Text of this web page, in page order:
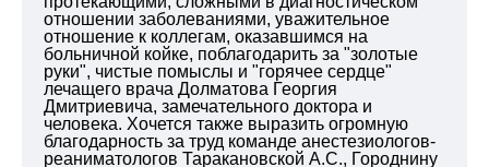
отношении заболеваниями, уважительное
отношение к коллегам, оказавшимся на
больничной койке, поблагодарить за "золотые
руки", чистые помыслы и "горячее сердце"
лечащего врача Долматова Георгия
Дмитриевича, замечательного доктора и
человека. Хочется также выразить огромную
благодарность за труд команде анестезиологов-
реаниматологов Таракановской А.С., Городнину